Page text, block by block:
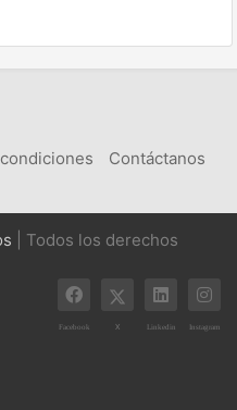
Contáctanos
| Todos los derechos
Facebook X Linkedin Instagram